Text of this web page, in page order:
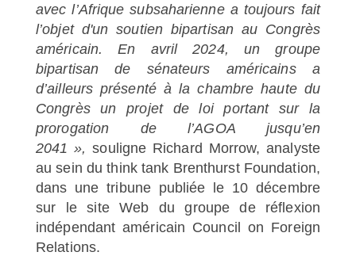
avec l’Afrique subsaharienne a toujours fait
l’objet d'un soutien bipartisan au Congrès
américain. En avril 2024, un groupe
bipartisan de sénateurs américains a
d’ailleurs présenté à la chambre haute du
Congrès un projet de loi portant sur la
prorogation de l’AGOA jusqu’en
2041 », souligne Richard Morrow, analyste
au sein du think tank Brenthurst Foundation,
dans une tribune publiée le 10 décembre
sur le site Web du groupe de réflexion
indépendant américain Council on Foreign
Relations.